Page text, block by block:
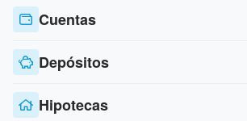
Cuentas
Depósitos
Hipotecas